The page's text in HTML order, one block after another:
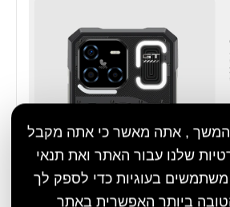
המשך , אתה מאשר כי אתה מקבל
שלנו עבור האתר ואת תנאי
בעוגיות כדי לספק לך
ביותר האפשרית באתר